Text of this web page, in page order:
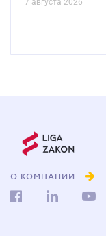
О КОМПАНИИ